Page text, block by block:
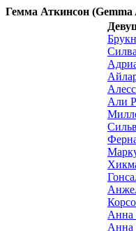
Гемма Аткинсон (Gemma
Силва
Али
Анна
Анна